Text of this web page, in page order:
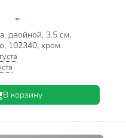
двойной, 3.5 см,
102340, хром
В корзину